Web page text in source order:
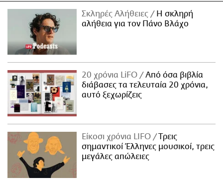
Σκληρές Αλήθειες
H σκληρή
αλήθεια για τον Πάνο Βλάχο
20 χρόνια LiFO
Από όσα βιβλία
διάβασες τα τελευταία 20 χρόνια,
αυτό ξεχωρίζεις
Είκοσι χρόνια LIFO
Tρεις
σημαντικοί Έλληνες μουσικοί, τρεις
μεγάλες απώλειες